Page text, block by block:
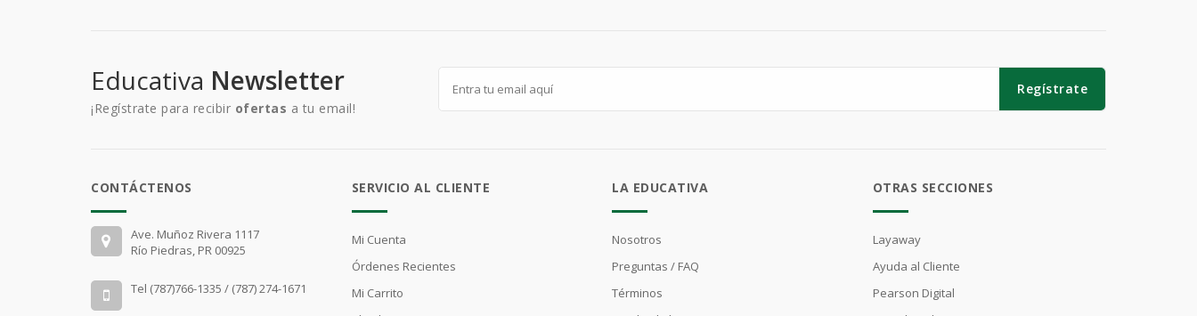
Educativa Newsletter
¡Regístrate para recibir ofertas a tu email!
Regístrate
CONTÁCTENOS
Ave. Muñoz Rivera 1117
Río Piedras, PR 00925
Tel (787)766-1335 / (787) 274-1671
SERVICIO AL CLIENTE
Mi Cuenta
Órdenes Recientes
Mi Carrito
LA EDUCATIVA
Nosotros
Preguntas / FAQ
Términos
OTRAS SECCIONES
Layaway
Ayuda al Cliente
Pearson Digital